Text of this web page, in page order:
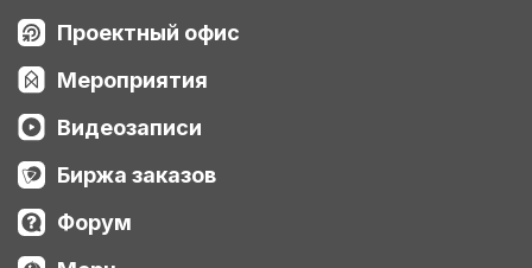
Проектный офис
Мероприятия
Видеозаписи
Биржа заказов
Форум